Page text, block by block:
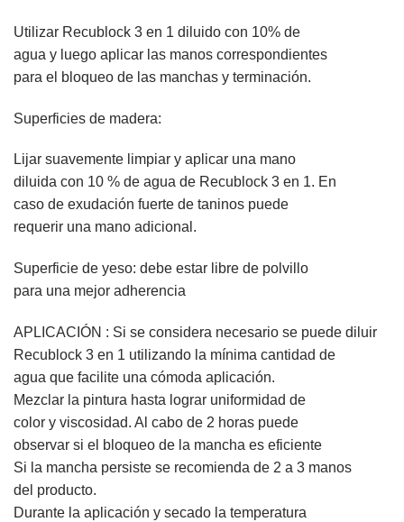
Utilizar Recublock 3 en 1 diluido con 10% de
agua y luego aplicar las manos correspondientes
para el bloqueo de las manchas y terminación.
Superficies de madera:
Lijar suavemente limpiar y aplicar una mano
diluida con 10 % de agua de Recublock 3 en 1. En
caso de exudación fuerte de taninos puede
requerir una mano adicional.
Superficie de yeso: debe estar libre de polvillo
para una mejor adherencia
APLICACIÓN : Si se considera necesario se puede diluir
Recublock 3 en 1 utilizando la mínima cantidad de
agua que facilite una cómoda aplicación.
Mezclar la pintura hasta lograr uniformidad de
color y viscosidad. Al cabo de 2 horas puede
observar si el bloqueo de la mancha es eficiente
Si la mancha persiste se recomienda de 2 a 3 manos
del producto.
Durante la aplicación y secado la temperatura